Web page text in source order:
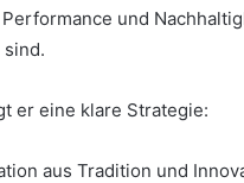
und
er eine klare Strategie:
aus Tradition und